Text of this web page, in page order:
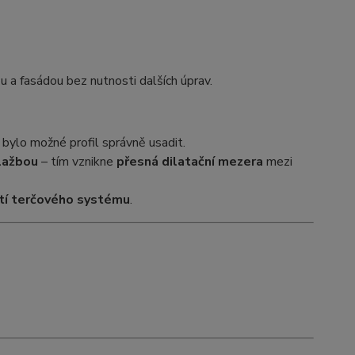
a fasádou bez nutnosti dalších úprav.
bylo možné profil správně usadit.
– tím vznikne přesná dilatační mezera mezi
terčového systému.